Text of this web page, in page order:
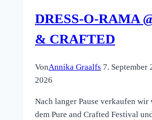
DRESS-O-RAMA
& CRAFTED
VonAnnika Graalfs 7. September
2026
Nach langer Pause verkaufen
dem Pure and Crafted Festival